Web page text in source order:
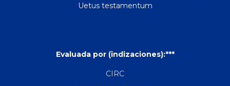
Uetus testamentum
Evaluada por (indizaciones):***
CIRC